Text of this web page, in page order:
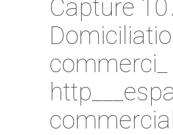
Capture
commerci_